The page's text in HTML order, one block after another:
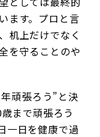
ます。プロと言
机上だけでなく
を守ることのや
頑張ろう”と決
まで頑張ろう
一日を健康で過